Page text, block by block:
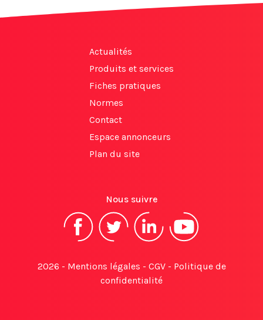
Actualités
Produits et services
Fiches pratiques
Normes
Contact
Espace annonceurs
Plan du site
Nous suivre
2026 - Mentions légales - CGV- Politique de
confidentialité